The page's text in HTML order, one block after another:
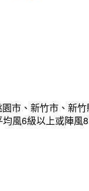
市、新竹市、新
風6級以上或陣